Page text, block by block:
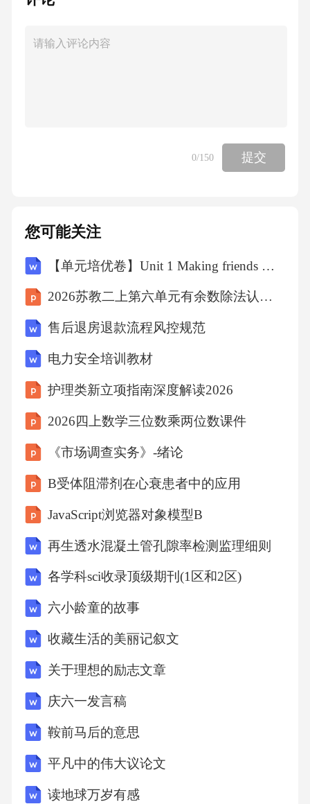
变形之间的关系。plastichingemodel假定一维构
性区非线性弹簧模型 plasticzonenonlinearspringm
odel假定一维构件中部保持弹性，塑性发展集中
刚度的模型。fibersectionmodel将一维构件沿截
面和轴向细分为多个纤维，并适用混凝土、钢
筋或型钢等材料非线性本构关系模型确定单元
——应力；——应变；t-ft,r——混凝土单轴抗拉
强度代表值；t,rdt——混凝土单轴受拉损伤演化
参数；cfc,r——混凝土单轴抗压强度代表值；c,r
dc——混凝土单轴受压损伤演化参数；z——受
——混凝土受压卸载及再加载阶段的变形模
量；——混凝土从受压骨架线开始卸载时的应
力；——混凝土从受压骨架线开始卸载时的应
变；ca——附加应变；fcc——约束混凝土单轴
抗压强度代表值；cc——与约束混凝土单轴抗压
强度fcc对应的峰值压应变；Va——钢材对混凝
土产生约束应力增量；p——混凝土塑性应变增
量；Ds——钢材约束刚度矩阵；y——钢材屈服
量；k——钢硬化段弹性模量折减系数；——剪
跨比；m——弯剪比；n——轴压力系数；Fdy
——消能器或隔震支座屈服(起滑)荷载；Kd——
消能器或隔震支座弹性刚度；udmax——沿消能
方向消能器或隔震支座最大可能的位移；udy
——沿消能方向消能器或隔震支座屈服(起滑)位
0/150 提交
您可能关注
【单元培优卷】Unit 1 Making friends 单元全真模拟培优卷-2026-2027学年三年级英语上册人教版（PEP）（新教材）（含答案解析）
2026苏教二上第六单元有余数除法认识教案
售后退房退款流程风控规范
电力安全培训教材
护理类新立项指南深度解读2026
2026四上数学三位数乘两位数课件
《市场调查实务》-绪论
B受体阻滞剂在心衰患者中的应用
JavaScript浏览器对象模型B
再生透水混凝土管孔隙率检测监理细则
各学科sci收录顶级期刊(1区和2区)
六小龄童的故事
收藏生活的美丽记叙文
关于理想的励志文章
庆六一发言稿
鞍前马后的意思
平凡中的伟大议论文
读地球万岁有感